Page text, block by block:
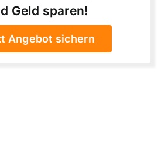
Geld sparen!
Angebot sichern